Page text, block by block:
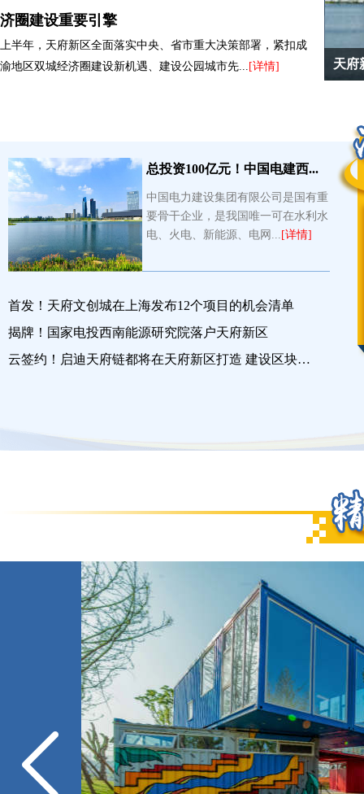
济圈建设重要引擎
上半年，天府新区全面落实中央、省市重大决策部署，紧扣成
渝地区双城经济圈建设新机遇、建设公园城市先... [详情]
府新区加快打造高品质生活宜居地 天府
总投资100亿元！中国电建西...
中国电力建设集团有限公司是国有重
要骨干企业，是我国唯一可在水利水
电、火电、新能源、电网... [详情]
首发！天府文创城在上海发布12个项目的机会清单
揭牌！国家电投西南能源研究院落户天府新区
云签约！启迪天府链都将在天府新区打造 建设区块链开放实验室